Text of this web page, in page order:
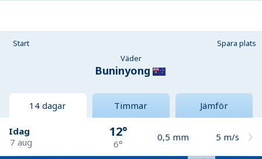
Start
Spara plats
Väder
Buninyong
14 dagar Timmar Jämför
Idag
7 aug
12°
6°
0,5 mm 5 m/s